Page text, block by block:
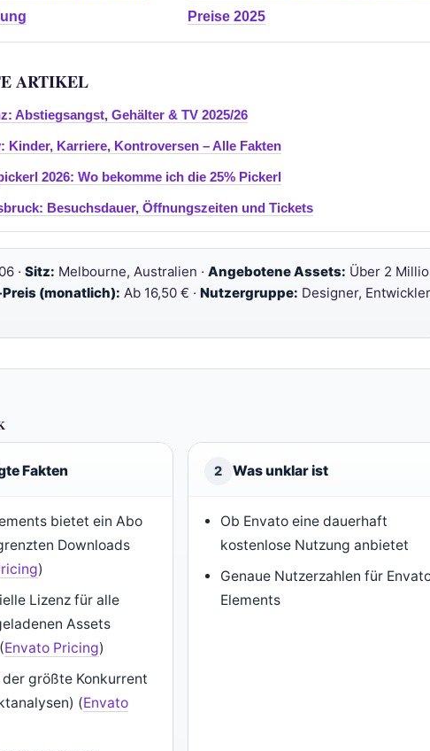
Preise 2025
ARTIKEL
Abstiegsangst, Gehälter & TV 2025/26
Kinder, Karriere, Kontroversen – Alle Fakten
2026: Wo bekomme ich die 25% Pickerl
Besuchsdauer, Öffnungszeiten und Tickets
· Sitz: Melbourne, Australien · Angebotene Assets: Über 2
(monatlich): Ab 16,50 € · Nutzergruppe: Designer,
Fakten
bietet ein Abo
Downloads
)
Lizenz für alle
Assets
Envato Pricing)
der größte Konkurrent
(Envato
2 Was unklar ist
Ob Envato eine dauerhaft
kostenlose Nutzung anbietet
Genaue Nutzerzahlen für
Elements